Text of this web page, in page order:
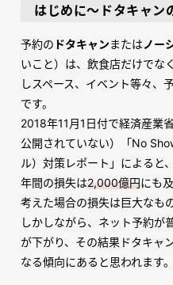
はじめに～ドタキャン
予約の ドタキャンまたはノー
いこと）は、飲食店だけでな
しスペース、イベント等々、
です。
2018年11 月1 日付で経済産業
公開されていない）「No
ル）対策レポート」によると
年間の損失は2,000億円にも
考えた場合の損失は巨大なも
しかしながら、ネット予約が
が下がり、その結果ドタキャ
なる傾向にあると思われます。